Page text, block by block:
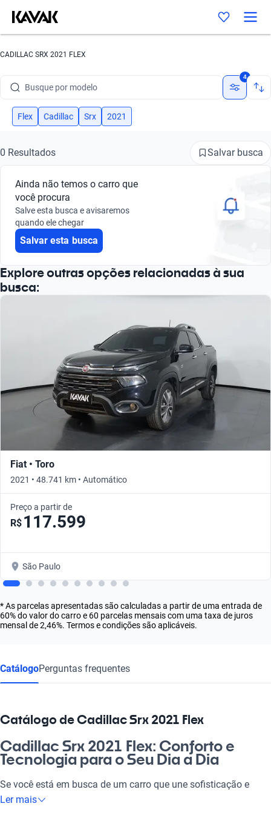
CADILLAC SRX 2021 FLEX
Busque por modelo
Busque por versão
Busque por marca
Busque por modelo
Busque por versão
4
Flex Cadillac Srx 2021
0 Resultados Salvar busca
Ainda não temos o carro que
você procura
Salve esta busca e avisaremos
quando ele chegar
Salvar esta busca
Explore outras opções relacionadas à sua
busca:
Fiat • Toro
2021 • 48.741 km • Automático
Preço a partir de
R$ 117.599
São Paulo
* As parcelas apresentadas são calculadas a partir de uma entrada de
60% do valor do carro e 60 parcelas mensais com uma taxa de juros
mensal de 2,46%. Termos e condições são aplicáveis.
CatálogoPerguntas frequentes
Catálogo de Cadillac Srx 2021 Flex
Cadillac Srx 2021 Flex: Conforto e
Tecnologia para o Seu Dia a Dia
Se você está em busca de um carro que une sofisticação e
praticidade, o Cadillac Srx 2021 Flex é a escolha perfeita! Ideal
Ler mais